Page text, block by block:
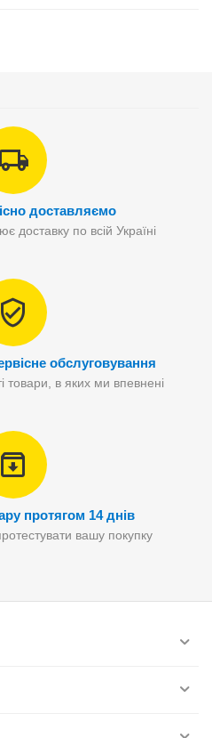
доставляємо
доставку по всій Україні
обслуговування
товари, в яких ми впевнені
протягом 14 днів
вашу покупку